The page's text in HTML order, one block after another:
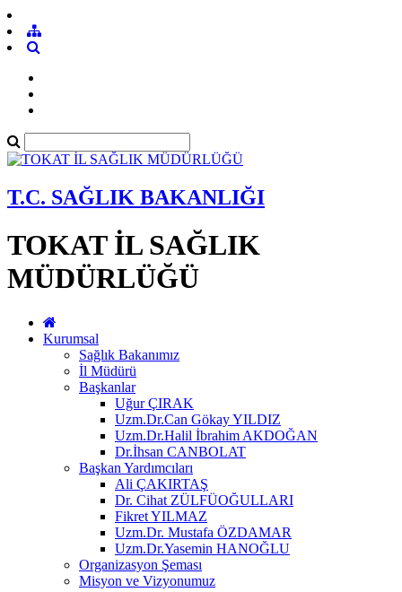
T.C. SAĞLIK BAKANLIĞI
TOKAT İL SAĞLIK
MÜDÜRLÜĞÜ
Kurumsal
Sağlık Bakanımız
İl Müdürü
Başkanlar
Uğur ÇIRAK
Uzm.Dr.Can Gökay YILDIZ
Uzm.Dr.Halil İbrahim AKDOĞAN
Dr.İhsan CANBOLAT
Başkan Yardımcıları
Ali ÇAKIRTAŞ
Dr. Cihat ZÜLFÜOĞULLARI
Fikret YILMAZ
Uzm.Dr. Mustafa ÖZDAMAR
Uzm.Dr.Yasemin HANOĞLU
Organizasyon Şeması
Misyon ve Vizyonumuz